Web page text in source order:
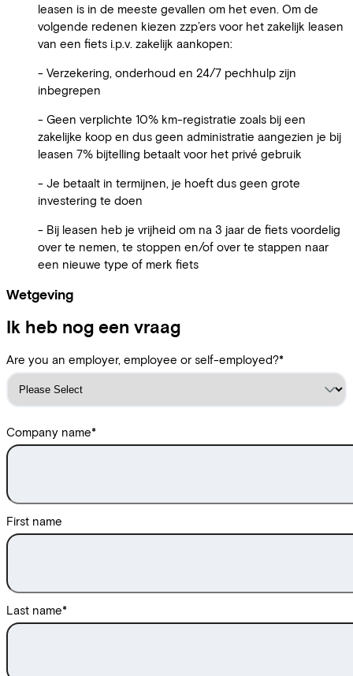
leasen is in de meeste gevallen om het even. Om de
volgende redenen kiezen zzp’ers voor het zakelijk leasen
van een fiets i.p.v. zakelijk aankopen:
- Verzekering, onderhoud en 24/7 pechhulp zijn
inbegrepen
- Geen verplichte 10% km-registratie zoals bij een
zakelijke koop en dus geen administratie aangezien je bij
leasen 7% bijtelling betaalt voor het privé gebruik
- Je betaalt in termijnen, je hoeft dus geen grote
investering te doen
- Bij leasen heb je vrijheid om na 3 jaar de fiets voordelig
over te nemen, te stoppen en/of over te stappen naar
een nieuwe type of merk fiets
Wetgeving
Ik heb nog een vraag
Are you an employer, employee or self-employed?*
Company name*
First name
Last name*